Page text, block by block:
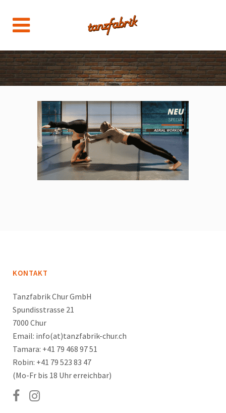
KONTAKT
Tanzfabrik Chur GmbH
Spundisstrasse 21
7000 Chur
Email: info(at)tanzfabrik-chur.ch
Tamara: +41 79 468 97 51
Robin: +41 79 523 83 47
(Mo-Fr bis 18 Uhr erreichbar)